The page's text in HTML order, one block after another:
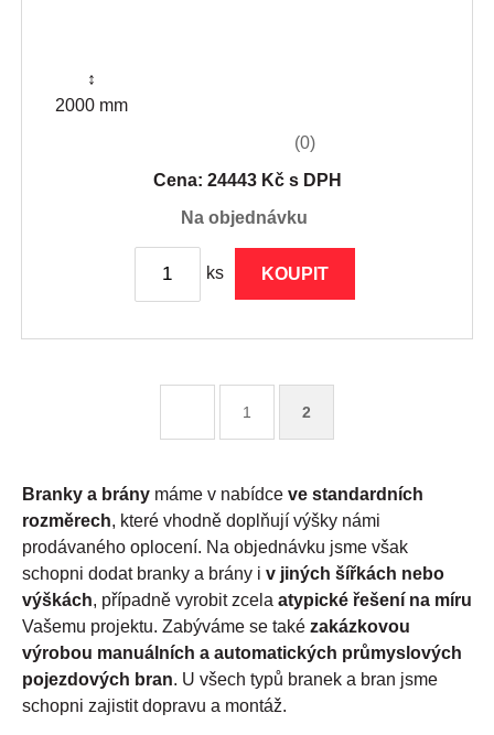
↕
2000 mm
(0)
Cena: 24443 Kč s DPH
na objednávku
ks KOUPIT
1 2
Branky a brány máme v nabídce ve standardních
rozměrech, které vhodně doplňují výšky námi
prodávaného oplocení. Na objednávku jsme však
schopni dodat branky a brány i v jiných šířkách nebo
výškách, případně vyrobit zcela atypické řešení na míru
Vašemu projektu. Zabýváme se také zakázkovou
výrobou manuálních a automatických průmyslových
pojezdových bran. U všech typů branek a bran jsme
schopni zajistit dopravu a montáž.